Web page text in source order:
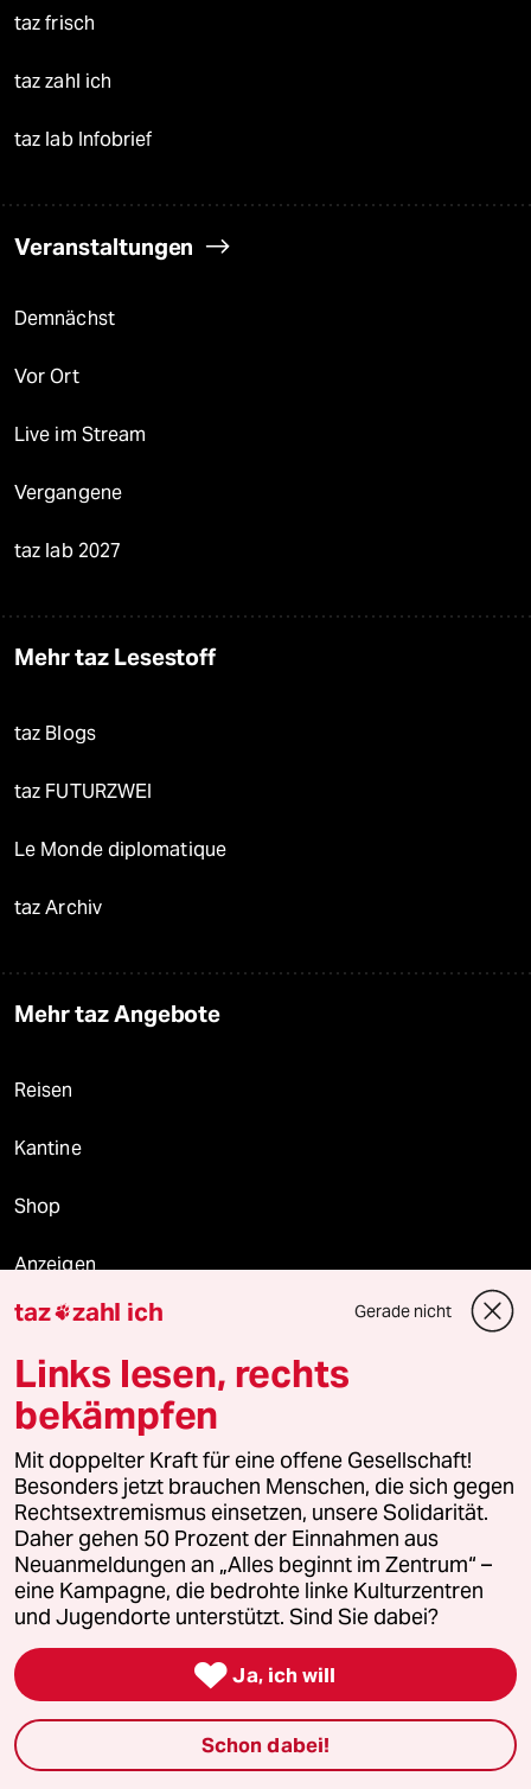
taz frisch
taz zahl ich
taz lab Infobrief
Veranstaltungen
Demnächst
Vor Ort
Live im Stream
Vergangene
taz lab 2027
Mehr taz Lesestoff
taz Blogs
taz FUTURZWEI
Le Monde diplomatique
taz Archiv
Mehr taz Angebote
Reisen
Kantine
Shop
Anzeigen
Fragen & Hilfe
Aboservice
ePaper Login
Downloads für Abonnierende
© 2026 taz Verlags und Vertriebs GmbH
Alle Rechte vorbehalten. Bei rechtlichen Fragen oder für Genehmigungen
wenden Sie sich bitte anlizenzen@taz.de
taz zahl ich Gerade nicht
Links lesen, rechts
bekämpfen
Mit doppelter Kraft für eine offene Gesellschaft!
Besonders jetzt brauchen Menschen, die sich gegen
Rechtsextremismus einsetzen, unsere Solidarität.
Daher gehen 50 Prozent der Einnahmen aus
Neuanmeldungen an „Alles beginnt im Zentrum“ –
eine Kampagne, die bedrohte linke Kulturzentren
und Jugendorte unterstützt. Sind Sie dabei?
 Ja, ich will
Schon dabei!